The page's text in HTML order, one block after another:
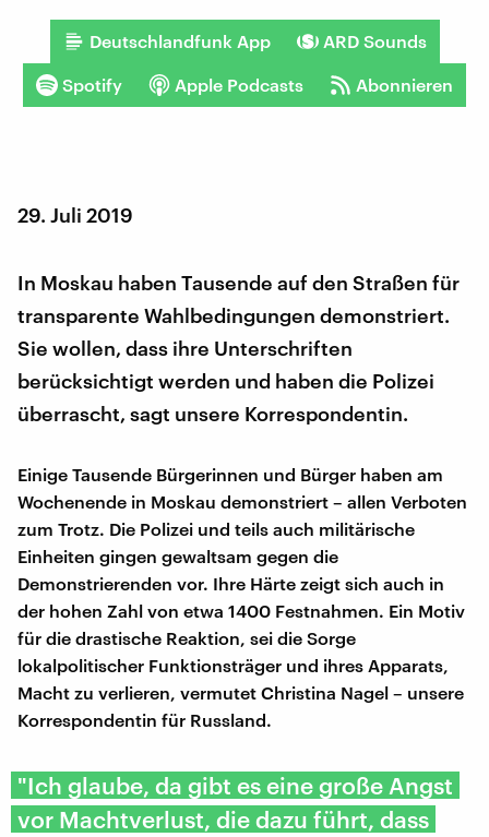
Deutschlandfunk App ARD Sounds
Spotify Apple Podcasts Abonnieren
29. Juli 2019
In Moskau haben Tausende auf den Straßen für
transparente Wahlbedingungen demonstriert.
Sie wollen, dass ihre Unterschriften
berücksichtigt werden und haben die Polizei
überrascht, sagt unsere Korrespondentin.
Einige Tausende Bürgerinnen und Bürger haben am
Wochenende in Moskau demonstriert – allen Verboten
zum Trotz. Die Polizei und teils auch militärische
Einheiten gingen gewaltsam gegen die
Demonstrierenden vor. Ihre Härte zeigt sich auch in
der hohen Zahl von etwa 1400 Festnahmen. Ein Motiv
für die drastische Reaktion, sei die Sorge
lokalpolitischer Funktionsträger und ihres Apparats,
Macht zu verlieren, vermutet Christina Nagel – unsere
Korrespondentin für Russland.
"Ich glaube, da gibt es eine große Angst
vor Machtverlust, die dazu führt, dass